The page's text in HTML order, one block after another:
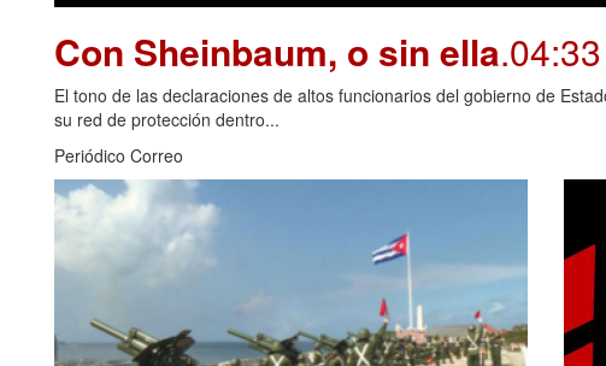
Con Sheinbaum, o sin ella.04:33
El tono de las declaraciones de altos funcionarios del gobierno de
su red de protección dentro...
Periódico Correo